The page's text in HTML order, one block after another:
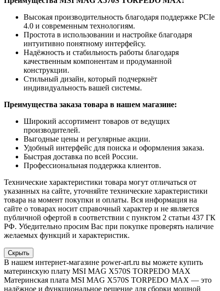
Высокая производительность благодаря поддержке PCIe
4.0 и современным технологиям.
Простота в использовании и настройке благодаря
интуитивно понятному интерфейсу.
Надёжность и стабильность работы благодаря
качественным компонентам и продуманной
конструкции.
Стильный дизайн, который подчеркнёт
индивидуальность вашей системы.
Преимущества заказа товара в нашем магазине:
Широкий ассортимент товаров от ведущих
производителей.
Выгодные цены и регулярные акции.
Удобный интерфейс для поиска и оформления заказа.
Быстрая доставка по всей России.
Профессиональная поддержка клиентов.
Технические характеристики товара могут отличаться от
указанных на сайте, уточняйте технические характеристики
товара на момент покупки и оплаты. Вся информация на
сайте о товарах носит справочный характер и не является
публичной офертой в соответствии с пунктом 2 статьи 437 ГК
РФ. Убедительно просим Вас при покупке проверять наличие
желаемых функций и характеристик.
Скрыть
В нашем интернет-магазине power-art.ru вы можете купить
материнскую плату MSI MAG X570S TORPEDO MAX
Материнская плата MSI MAG X570S TORPEDO MAX — это
надёжное и функциональное решение для сборки мощной